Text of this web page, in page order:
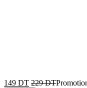
149 DT 229DT